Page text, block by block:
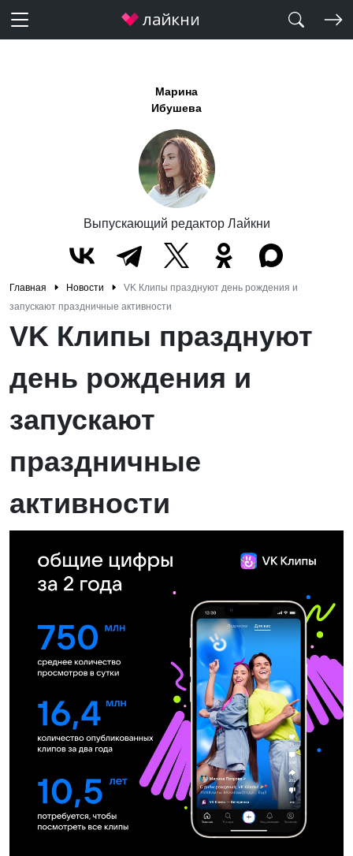
Марина
Ибушева
Выпускающий редактор Лайкни
Главная Новости
VK Клипы празднуют день рождения и
запускают праздничные активности
VK Клипы празднуют
день рождения и
запускают
праздничные
активности